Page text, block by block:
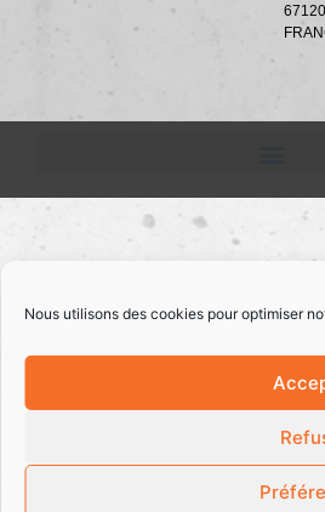
Nous utilisons des cookies pour optimiser